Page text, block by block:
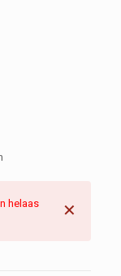
helaas
✕